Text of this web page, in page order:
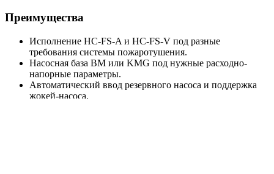
Преимущества
Исполнение HC-FS-A и HC-FS-V под разные
требования системы пожаротушения.
Насосная база BM или KMG под нужные расходно-
напорные параметры.
Автоматический ввод резервного насоса и поддержка
жокей-насоса.